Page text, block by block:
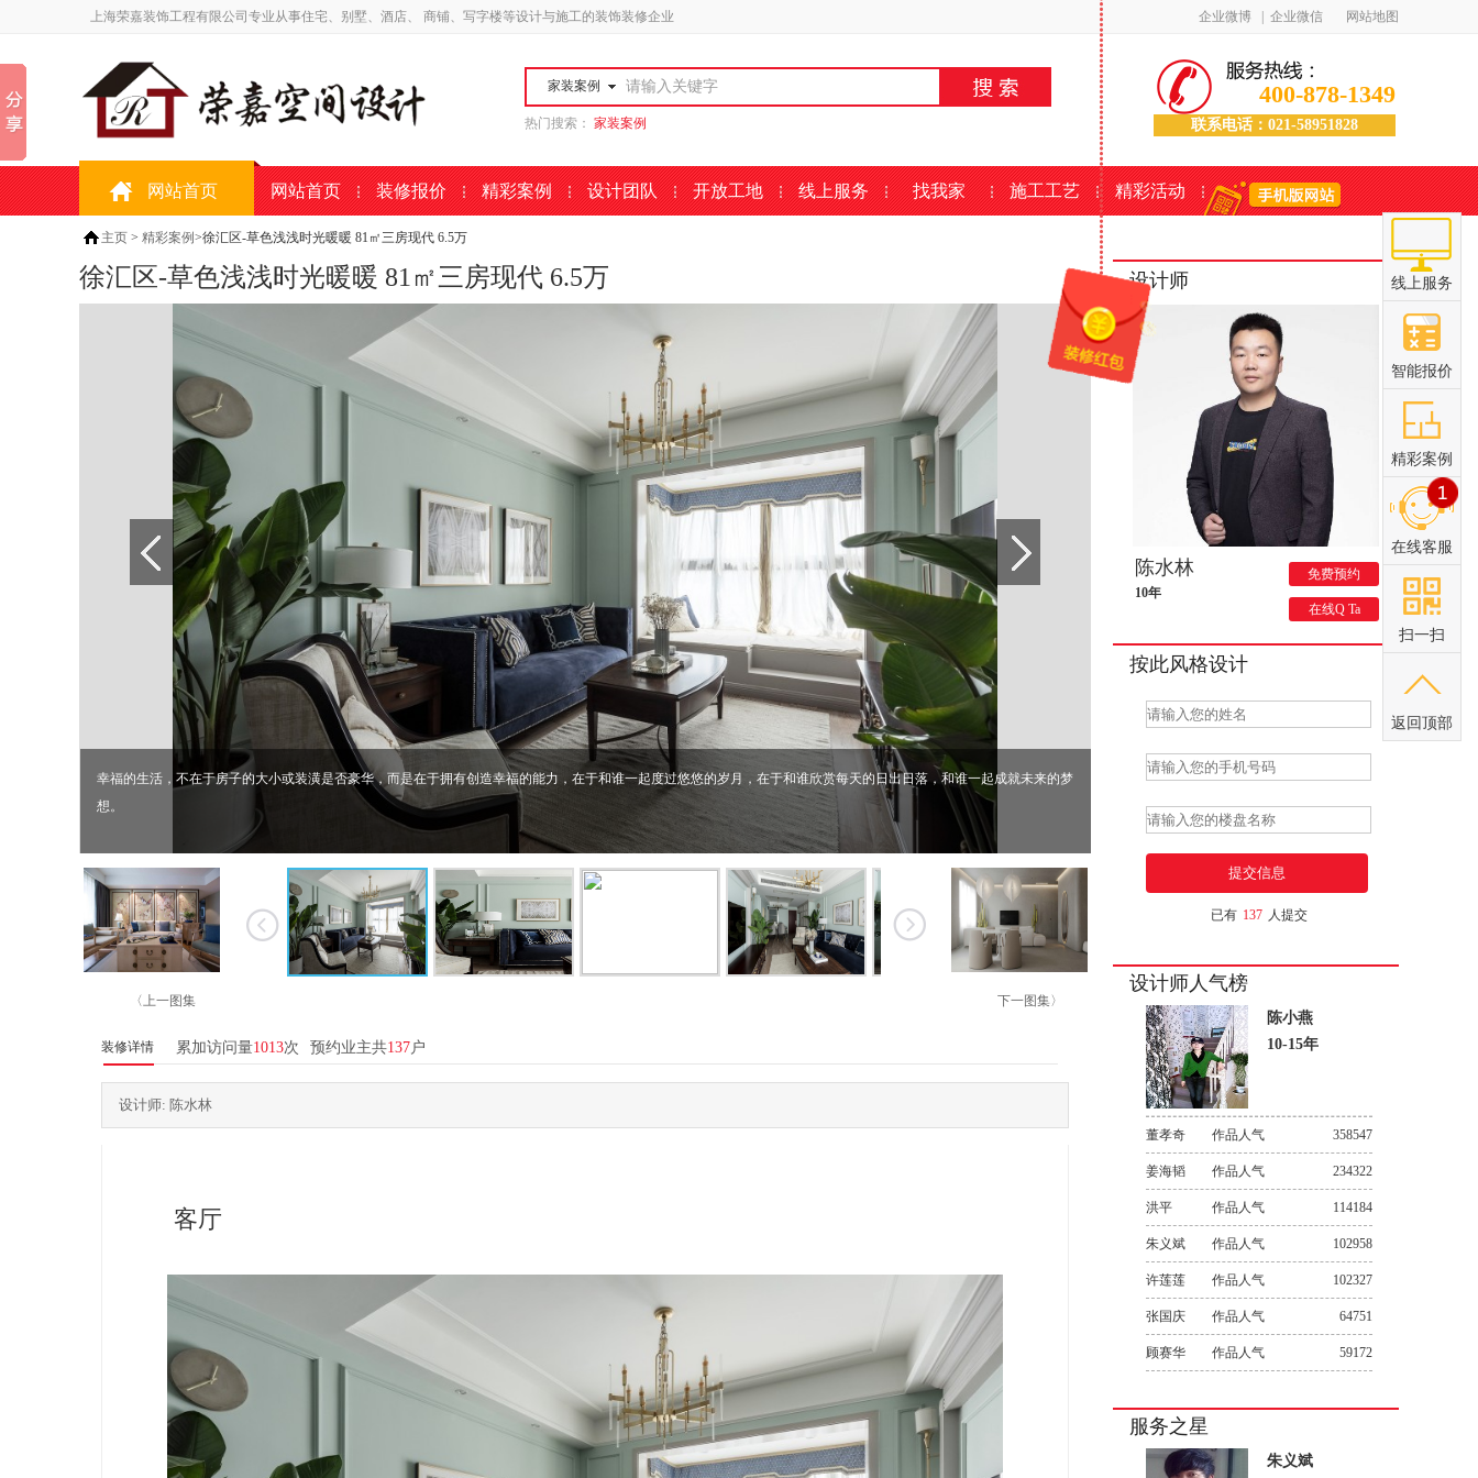
上海荣嘉装饰工程有限公司专业从事住宅、别墅、酒店、 商铺、写字楼等设计与施工的装饰装修企业 企业微博 企业微信 网站地图
家装案例
热门搜索： 家装案例
400-878-1349
联系电话：021-58951828
网站首页 网站首页 装修报价 精彩案例 设计团队 开放工地 线上服务 找我家 施工工艺 精彩活动
主页 > 精彩案例>徐汇区-草色浅浅时光暖暖 81㎡三房现代 6.5万
徐汇区-草色浅浅时光暖暖 81㎡三房现代 6.5万
幸福的生活，不在于房子的大小或装潢是否豪华，而是在于拥有创造幸福的能力，在于和谁一起度过悠悠的岁月，在于和谁欣赏每天的日出日落，和谁一起成就未来的梦
想。
〈上一图集 下一图集〉
装修详情 累加访问量1013次 预约业主共137户
设计师: 陈水林
客厅
设计师
陈水林
10年
免费预约
在线Q Ta
按此风格设计
已有 137 人提交
设计师人气榜
陈小燕
10-15年
358547
董孝奇 作品人气
234322
姜海韬 作品人气
114184
洪平 作品人气
102958
朱义斌 作品人气
102327
许莲莲 作品人气
64751
张国庆 作品人气
59172
顾赛华 作品人气
服务之星
朱义斌
线上服务
智能报价
精彩案例
在线客服
扫一扫
返回顶部